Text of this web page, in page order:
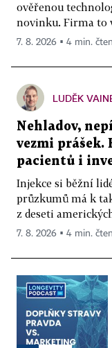
ověřenou
novinku. Firma to
7. 8. 2026 ▪ 4 min.
LUDĚK
Nehladov,
vezmi prášek.
pacientů i
Injekce si běžní
průzkumů má k
z deseti
7. 8. 2026 ▪ 4 min.